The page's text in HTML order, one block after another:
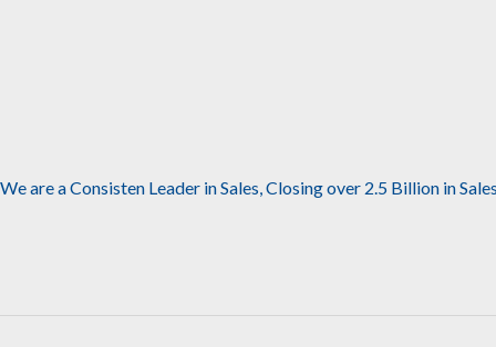
We are a Consisten Leader in Sales, Closing over 2.5 Billion in Sales